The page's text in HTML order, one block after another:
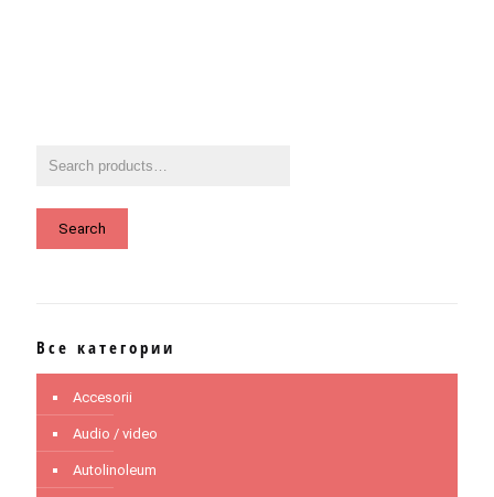
Search
Все категории
Accesorii
Audio / video
Autolinoleum